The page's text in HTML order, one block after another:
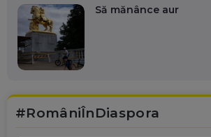
Să mănânce aur
#RomâniÎnDiaspora